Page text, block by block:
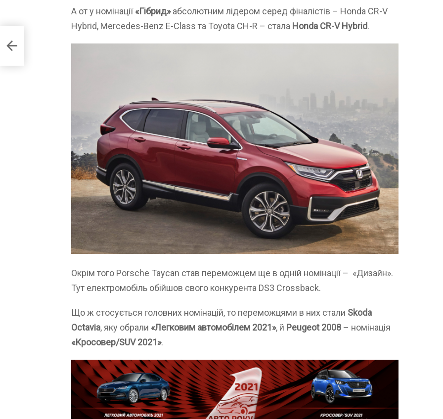
А от у номінації«Гібрид»абсолютним лідером серед фіналістів – Honda CR-V
Hybrid, Mercedes-Benz E-Class та Toyota CH-R – стала Honda CR-V Hybrid.
Окрім того Porsche Taycan став переможцем ще в одній номінації – «Дизайн».
Тут електромобіль обійшов свого конкурента DS3 Crossback.
Що ж стосується головних номінацій, то переможцями в них стали Skoda
Octavia, яку обрали «Легковим автомобілем 2021», й Peugeot 2008 – номінація
«Кросовер/SUV 2021».